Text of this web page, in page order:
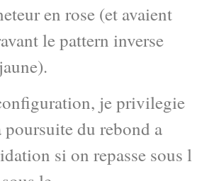
en rose (et avaient
le pattern inverse
je privilegie
du rebond a
si on repasse sous l